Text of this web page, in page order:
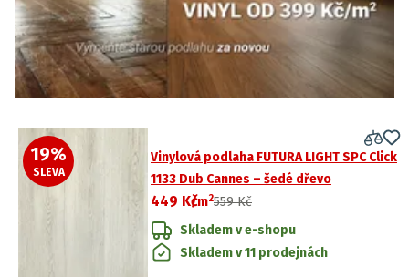
19%
SLEVA
Vinylová podlaha FUTURA LIGHT SPC Click
1133 Dub Cannes – šedé dřevo
449 Kč
/m2559 Kč
Skladem v e-shopu
Skladem v 11 prodejnách